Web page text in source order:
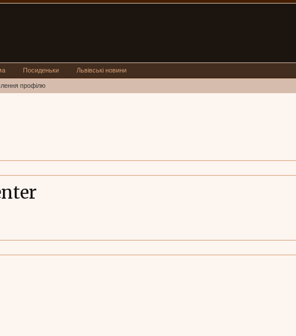
профілю
Посиденьки Львівські новини